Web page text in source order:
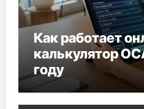
Как работает
калькулятор
году